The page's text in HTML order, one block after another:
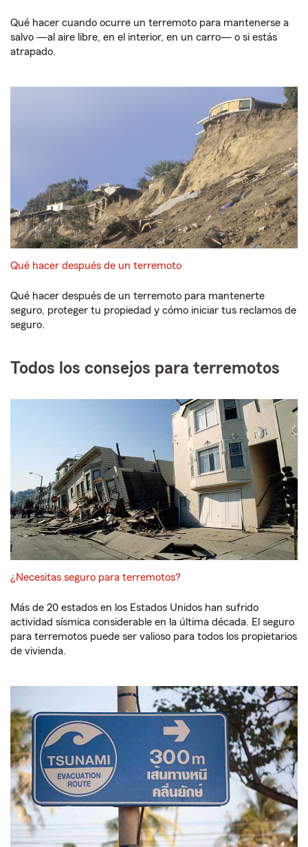
Qué hacer cuando ocurre un terremoto para mantenerse a
salvo —al aire libre, en el interior, en un carro— o si estás
atrapado.
Qué hacer después de un terremoto
Qué hacer después de un terremoto para mantenerte
seguro, proteger tu propiedad y cómo iniciar tus reclamos de
seguro.
Todos los consejos para terremotos
¿Necesitas seguro para terremotos?
Más de 20 estados en los Estados Unidos han sufrido
actividad sísmica considerable en la última década. El seguro
para terremotos puede ser valioso para todos los propietarios
de vivienda.